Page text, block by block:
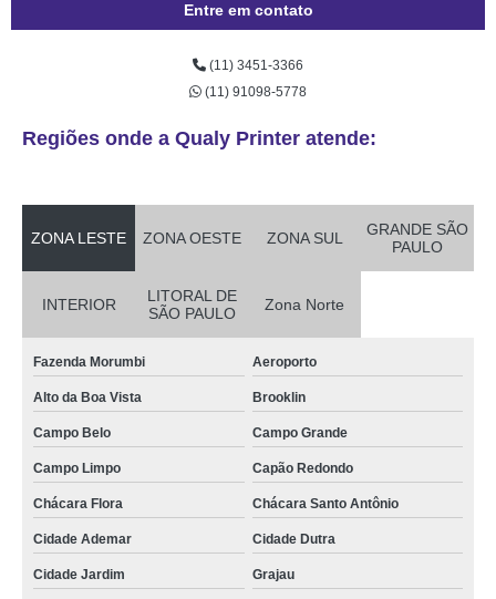
Entre em contato
(11) 3451-3366
(11) 91098-5778
Regiões onde a Qualy Printer atende:
ZONA LESTE ZONA OESTE ZONA SUL
GRANDE SÃO
PAULO
INTERIOR
LITORAL DE
SÃO PAULO
Zona Norte
Fazenda Morumbi Aeroporto
Alto da Boa Vista Brooklin
Campo Belo Campo Grande
Campo Limpo Capão Redondo
Chácara Flora Chácara Santo Antônio
Cidade Ademar Cidade Dutra
Cidade Jardim Grajau